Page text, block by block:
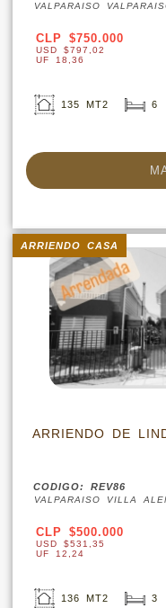
VALPARAISO
CLP $750.000
USD $797,02
UF 18,36
135 MT2 6
ARRIENDO DE
CODIGO: REV86
VALPARAISO VILLA
ARRIENDO CASA
CLP $500.000
USD $531,35
UF 12,24
136 MT2 3